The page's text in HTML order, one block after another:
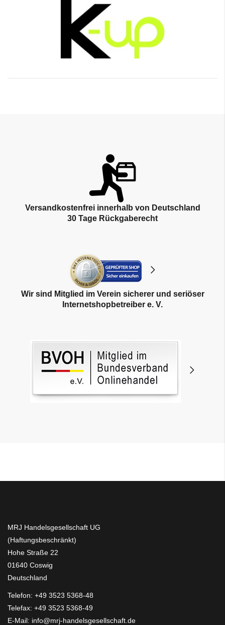
Versandkostenfrei innerhalb von Deutschland
30 Tage Rückgaberecht
Wir sind Mitglied im Verein sicherer und seriöser
Internetshopbetreiber e. V.
MRJ Handelsgesellschaft UG
(Haftungsbeschränkt)
Hohe Straße 22
01640 Coswig
Deutschland
Telefon: +49 3523 5368-48
Telefax: +49 3523 5368-49
E-Mail: info@mrj-handelsgesellschaft.de